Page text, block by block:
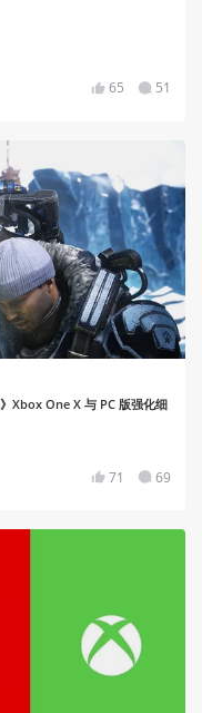
65 51
Xbox One X 与 PC 版强化细
71 69